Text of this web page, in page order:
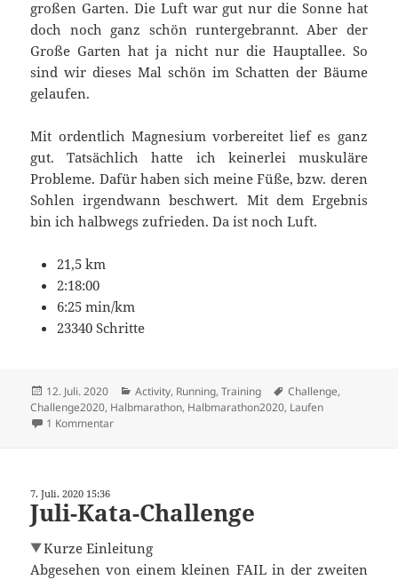
großen Garten. Die Luft war gut nur die Sonne hat
doch noch ganz schön runtergebrannt. Aber der
Große Garten hat ja nicht nur die Hauptallee. So
sind wir dieses Mal schön im Schatten der Bäume
gelaufen.
Mit ordentlich Magnesium vorbereitet lief es ganz
gut. Tatsächlich hatte ich keinerlei muskuläre
Probleme. Dafür haben sich meine Füße, bzw. deren
Sohlen irgendwann beschwert. Mit dem Ergebnis
bin ich halbwegs zufrieden. Da ist noch Luft.
21,5 km
2:18:00
6:25 min/km
23340 Schritte
Veröffentlicht
am
12. Juli. 2020 Kategorien
Activity, Running,Training Schlagwörter
Challenge,
Challenge2020, Halbmarathon, Halbmarathon2020, Laufen
1 Kommentarzu Halbmarathon 2020 – 2/6 – 21,50 km
7. Juli. 2020 15:36
Juli-Kata-Challenge
Kurze Einleitung
Abgesehen von einem kleinen FAIL in der zweiten